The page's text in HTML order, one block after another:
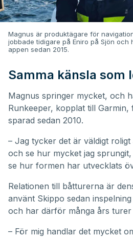
Magnus är produktägare för
jobbade tidigare på Eniro på Sjön
appen sedan 2015.
Samma känsla som
Magnus springer mycket, och
Runkeeper, kopplat till
sparad sedan 2010.
– Jag tycker det är väldigt
och se hur mycket jag
se hur formen har utvecklats
Relationen till båtturerna är
använt Skippo sedan
och har därför många års turer
– För mig handlar det mycket